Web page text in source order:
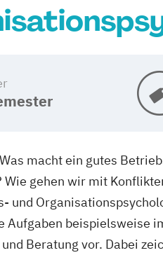
macht ein gutes
gehen wir mit
beispielsweise
Beratung vor. Dabei